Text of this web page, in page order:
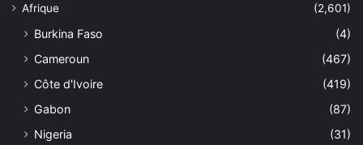
Afrique
(2,601)
Burkina Faso
(4)
Cameroun
(467)
Côte d'Ivoire
(419)
Gabon
(87)
Nigeria
(31)